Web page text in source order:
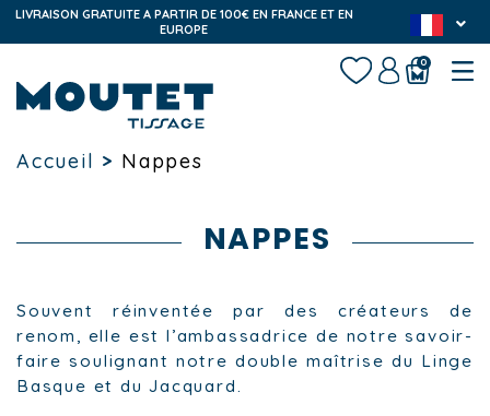
LIVRAISON GRATUITE A PARTIR DE 100€ EN FRANCE ET EN
EUROPE
0
Accueil > Nappes
NAPPES
Souvent réinventée par des créateurs de
renom, elle est l’ambassadrice de notre savoir-
faire soulignant notre double maîtrise du Linge
Basque et du Jacquard.